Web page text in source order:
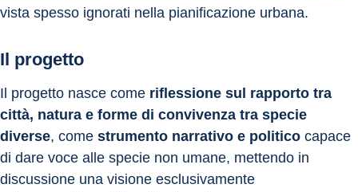
vista spesso ignorati nella pianificazione urbana.
Il progetto
Il progetto nasce come riflessione sul rapporto tra
città, natura e forme di convivenza tra specie
diverse, come strumento narrativo e politico capace
di dare voce alle specie non umane, mettendo in
discussione una visione esclusivamente